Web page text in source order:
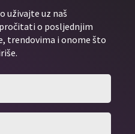
uživajte uz naš
o posljednjim
trendovima i onome što